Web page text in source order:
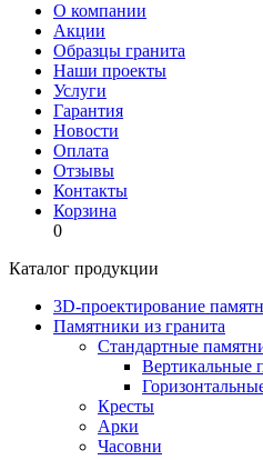
О компании
Акции
Образцы гранита
Наши проекты
Услуги
Гарантия
Новости
Оплата
Отзывы
Контакты
Корзина
0
Каталог продукции
3D-проектирование
Памятники из гранита
Стандартные
Вертикальные
Кресты
Арки
Часовни